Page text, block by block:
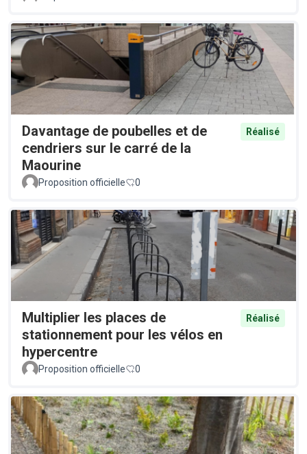
Davantage de poubelles et de
cendriers sur le carré de la
Maourine
Réalisé
Proposition officielle 0
Multiplier les places de
stationnement pour les vélos en
hypercentre
Réalisé
Proposition officielle 0